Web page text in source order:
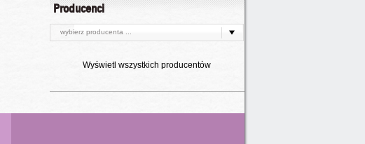
Producenci
wybierz producenta ...
Wyświetl wszystkich producentów